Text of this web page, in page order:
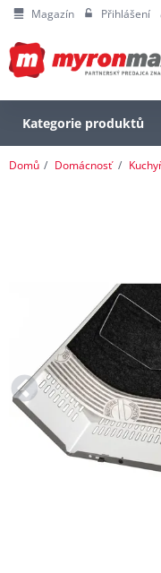
Magazín Přihlášení
Kategorie produktů
Domů Domácnosť